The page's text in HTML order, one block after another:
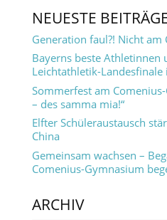
NEUESTE
Generation faul?! Nicht am
Bayerns beste Athletinnen
Leichtathletik-Landesfinale
Sommerfest am
– des samma mia!“
Elfter Schüleraustausch
China
Gemeinsam wachsen –
Comenius-Gymnasium
ARCHIV